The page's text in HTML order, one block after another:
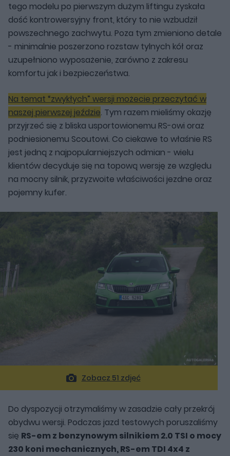
tego modelu po pierwszym dużym liftingu zyskała
dość kontrowersyjny front, który to nie wzbudził
powszechnego zachwytu. Poza tym zmieniono detale
- minimalnie poszerzono rozstaw tylnych kół oraz
uzupełniono wyposażenie, zarówno z zakresu
komfortu jak i bezpieczeństwa.
Na temat “zwykłych” wersji możecie przeczytać w
naszej pierwszej jeździe. Tym razem mieliśmy okazję
przyjrzeć się z bliska usportowionemu RS-owi oraz
podniesionemu Scoutowi. Co ciekawe to właśnie RS
jest jedną z najpopularniejszych odmian - wielu
klientów decyduje się na topową wersję ze względu
na mocny silnik, przyzwoite właściwości jezdne oraz
pojemny kufer.
Zobacz 51 zdjęć
Do dyspozycji otrzymaliśmy w zasadzie cały przekrój
obydwu wersji. Podczas jazd testowych poruszaliśmy
się RS-em z benzynowym silnikiem 2.0 TSI o mocy
230 koni mechanicznych, RS-em TDI 4x4 z